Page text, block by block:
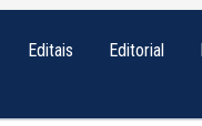
Editais Editorial